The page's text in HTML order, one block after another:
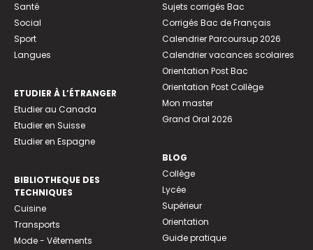
Santé
Social
Sport
Langues
ETUDIER À L’ÉTRANGER
Etudier au Canada
Etudier en Suisse
Etudier en Espagne
BIBLIOTHEQUE DES
TECHNIQUES
Cuisine
Transports
Mode - Vêtements
Sujets corrigés Bac
Corrigés Bac de Français
Calendrier Parcoursup 2026
Calendrier vacances scolaires
Orientation Post Bac
Orientation Post Collège
Mon master
Grand Oral 2026
BLOG
Collège
Lycée
Supérieur
Orientation
Guide pratique